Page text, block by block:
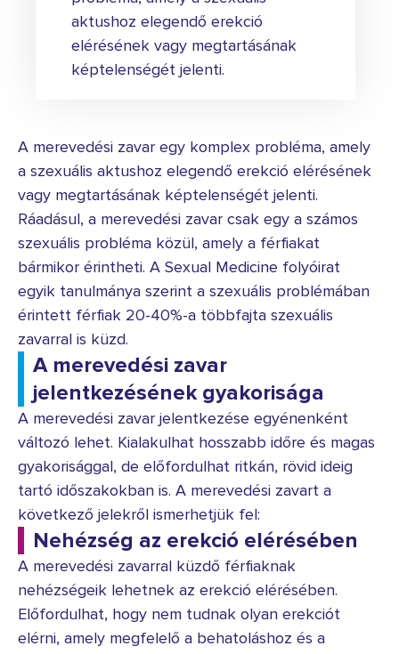
aktushoz elegendő erekció
elérésének vagy megtartásának
képtelenségét jelenti.
A merevedési zavar egy komplex probléma, amely
a szexuális aktushoz elegendő erekció elérésének
vagy megtartásának képtelenségét jelenti.
Ráadásul, a merevedési zavar csak egy a számos
szexuális probléma közül, amely a férfiakat
bármikor érintheti. A Sexual Medicine folyóirat
egyik tanulmánya szerint a szexuális problémában
érintett férfiak 20-40%-a többfajta szexuális
zavarral is küzd.
A merevedési zavar
jelentkezésének gyakorisága
A merevedési zavar jelentkezése egyénenként
változó lehet. Kialakulhat hosszabb időre és magas
gyakorisággal, de előfordulhat ritkán, rövid ideig
tartó időszakokban is. A merevedési zavart a
következő jelekről ismerhetjük fel:
Nehézség az erekció elérésében
A merevedési zavarral küzdő férfiaknak
nehézségeik lehetnek az erekció elérésében.
Előfordulhat, hogy nem tudnak olyan erekciót
elérni, amely megfelelő a behatoláshoz és a